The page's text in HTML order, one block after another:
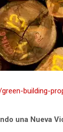
building-
una Nueva